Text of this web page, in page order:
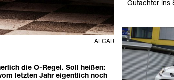
ALCAR
die O-Regel. Soll heißen:
letzten Jahr eigentlich noch
Gutachter ins